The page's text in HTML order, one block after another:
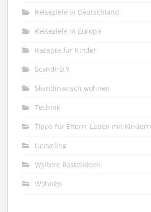
Reiseziele in Deutschland
Reiseziele in Europa
Rezepte für Kinder
Scandi-DIY
Skandinavisch wohnen
Technik
Tipps für Eltern: Leben mit Kindern
Upcycling
Weitere Bastelideen
Wohnen